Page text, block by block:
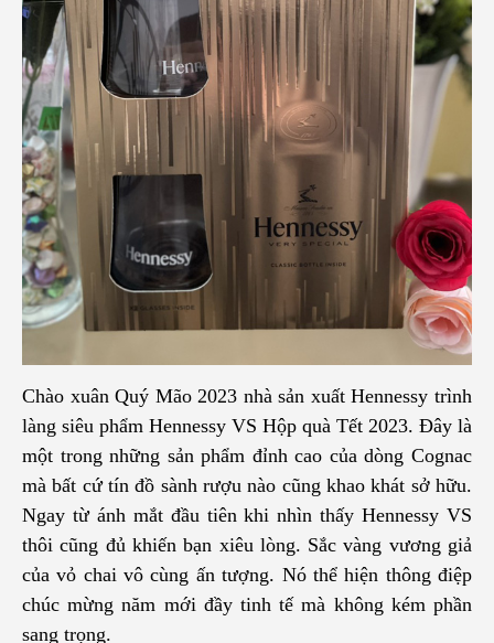
Chào xuân Quý Mão 2023 nhà sản xuất Hennessy trình
làng siêu phẩm Hennessy VS Hộp quà Tết 2023. Đây là
một trong những sản phẩm đỉnh cao của dòng Cognac
mà bất cứ tín đồ sành rượu nào cũng khao khát sở hữu.
Ngay từ ánh mắt đầu tiên khi nhìn thấy Hennessy VS
thôi cũng đủ khiến bạn xiêu lòng. Sắc vàng vương giả
của vỏ chai vô cùng ấn tượng. Nó thể hiện thông điệp
chúc mừng năm mới đầy tinh tế mà không kém phần
sang trọng.